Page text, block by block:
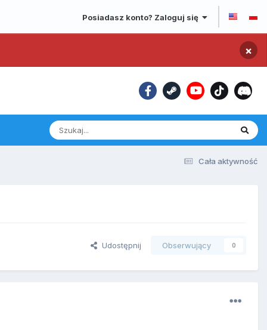
Posiadasz konto? Zaloguj się
×
Cała aktywność
Udostępnij Obserwujący 0